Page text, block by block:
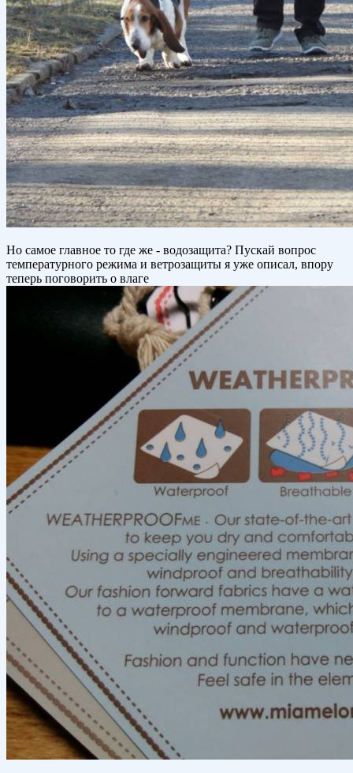
Но самое главное то где же - водозащита? Пускай вопрос
температурного режима и ветрозащиты я уже описал, впору
теперь поговорить о влаге